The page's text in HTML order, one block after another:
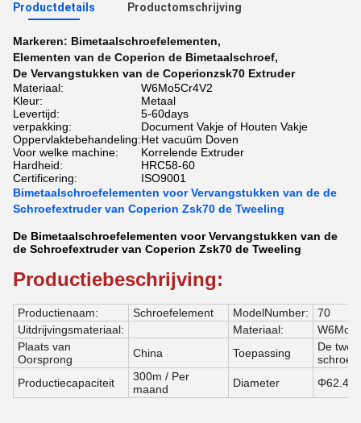
Productdetails Productomschrijving
Markeren: Bimetaalschroefelementen,
Elementen van de Coperion de Bimetaalschroef,
De Vervangstukken van de Coperionzsk70 Extruder
Materiaal:
W6Mo5Cr4V2
Kleur:
Metaal
Levertijd:
5-60days
verpakking:
Document Vakje of Houten Vakje
Oppervlaktebehandeling:Het vacuüm Doven
Voor welke machine:
Korrelende Extruder
Hardheid:
HRC58-60
Certificering:
ISO9001
Bimetaalschroefelementen voor Vervangstukken van de de
Schroefextruder van Coperion Zsk70 de Tweeling
De Bimetaalschroefelementen voor Vervangstukken van de
de Schroefextruder van Coperion Zsk70 de Tweeling
Productiebeschrijving:
Productienaam: Schroefelement ModelNumber:
70
Uitdrijvingsmateriaal:
Materiaal:
Plaats van
Oorsprong
China Toepassing
De
Productiecapaciteit
300m / Per
maand
Diameter